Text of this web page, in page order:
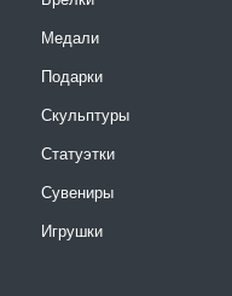
Медали
Подарки
Скульптуры
Статуэтки
Сувениры
Игрушки